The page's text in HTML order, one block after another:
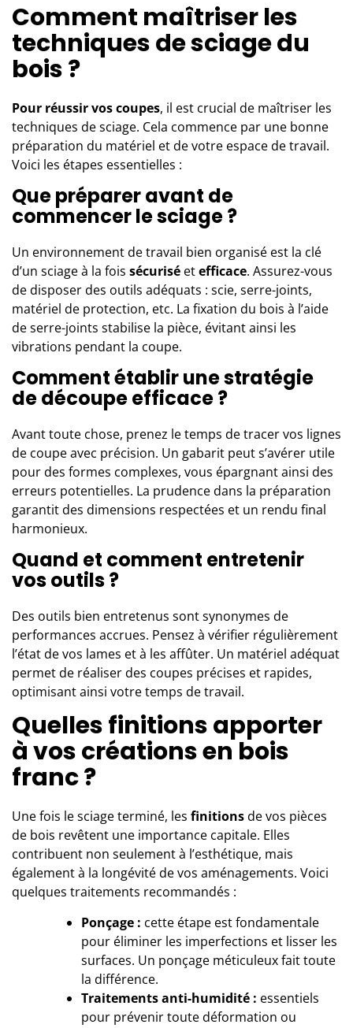
Comment maîtriser les
techniques de sciage du
bois ?
Pour réussir vos coupes, il est crucial de maîtriser les
techniques de sciage. Cela commence par une bonne
préparation du matériel et de votre espace de travail.
Voici les étapes essentielles :
Que préparer avant de
commencer le sciage ?
Un environnement de travail bien organisé est la clé
d’un sciage à la fois sécurisé etefficace. Assurez-vous
de disposer des outils adéquats : scie, serre-joints,
matériel de protection, etc. La fixation du bois à l’aide
de serre-joints stabilise la pièce, évitant ainsi les
vibrations pendant la coupe.
Comment établir une stratégie
de découpe efficace ?
Avant toute chose, prenez le temps de tracer vos lignes
de coupe avec précision. Un gabarit peut s’avérer utile
pour des formes complexes, vous épargnant ainsi des
erreurs potentielles. La prudence dans la préparation
garantit des dimensions respectées et un rendu final
harmonieux.
Quand et comment entretenir
vos outils ?
Des outils bien entretenus sont synonymes de
performances accrues. Pensez à vérifier régulièrement
l’état de vos lames et à les affûter. Un matériel adéquat
permet de réaliser des coupes précises et rapides,
optimisant ainsi votre temps de travail.
Quelles finitions apporter
à vos créations en bois
franc ?
Une fois le sciage terminé, les finitionsde vos pièces
de bois revêtent une importance capitale. Elles
contribuent non seulement à l’esthétique, mais
également à la longévité de vos aménagements. Voici
quelques traitements recommandés :
Ponçage : cette étape est fondamentale
pour éliminer les imperfections et lisser les
surfaces. Un ponçage méticuleux fait toute
la différence.
Traitements anti-humidité : essentiels
pour prévenir toute déformation ou